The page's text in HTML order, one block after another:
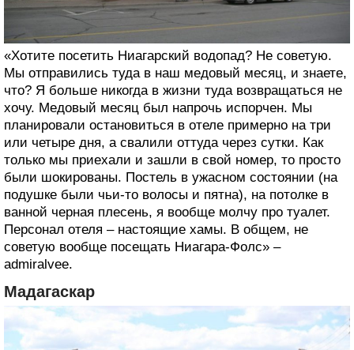
«Хотите посетить Ниагарский водопад? Не советую.
Мы отправились туда в наш медовый месяц, и знаете,
что? Я больше никогда в жизни туда возвращаться не
хочу. Медовый месяц был напрочь испорчен. Мы
планировали остановиться в отеле примерно на три
или четыре дня, а свалили оттуда через сутки. Как
только мы приехали и зашли в свой номер, то просто
были шокированы. Постель в ужасном состоянии (на
подушке были чьи-то волосы и пятна), на потолке в
ванной черная плесень, я вообще молчу про туалет.
Персонал отеля – настоящие хамы. В общем, не
советую вообще посещать Ниагара-Фолс» –
admiralvee.
Мадагаскар